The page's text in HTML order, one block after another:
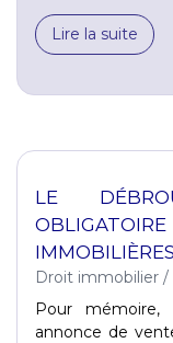
Lire la suite
LE
IMMOBILIÈRES
Droit immobilier /
Pour mémoire,
annonce de